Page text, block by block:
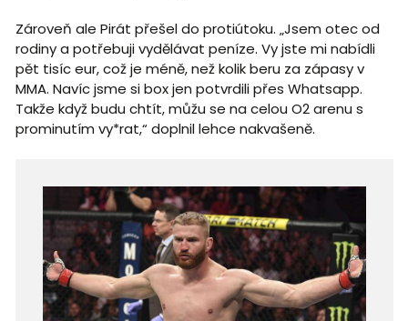
Zároveň ale Pirát přešel do protiútoku. „Jsem otec od
rodiny a potřebuji vydělávat peníze. Vy jste mi nabídli
pět tisíc eur, což je méně, než kolik beru za zápasy v
MMA. Navíc jsme si box jen potvrdili přes Whatsapp.
Takže když budu chtít, můžu se na celou O2 arenu s
prominutím vy*rat,“ doplnil lehce nakvašeně.